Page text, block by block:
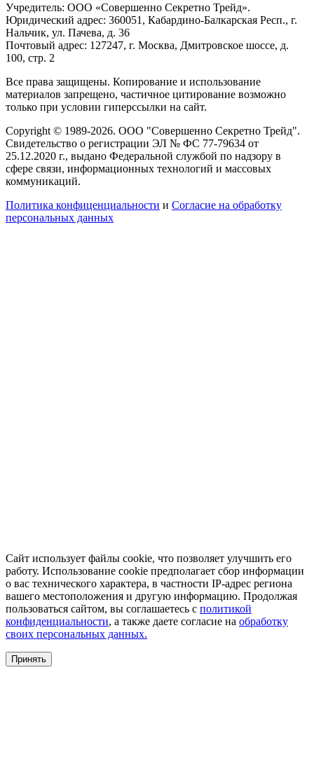
Учредитель: ООО «Совершенно Секретно Трейд».
Юридический адрес: 360051, Кабардино-Балкарская Респ., г.
Нальчик, ул. Пачева, д. 36
Почтовый адрес: 127247, г. Москва, Дмитровское шоссе, д.
100, стр. 2
Все права защищены. Копирование и использование
материалов запрещено, частичное цитирование возможно
только при условии гиперссылки на сайт.
Copyright © 1989-2026. ООО "Совершенно Секретно Трейд".
Свидетельство о регистрации ЭЛ № ФС 77-79634 от
25.12.2020 г., выдано Федеральной службой по надзору в
сфере связи, информационных технологий и массовых
коммуникаций.
Политика конфиценциальности и Согласие на обработку
персональных данных
Сайт использует файлы cookie, что позволяет улучшить его
работу. Использование cookie предполагает сбор информации
о вас технического характера, в частности IP-адрес региона
вашего местоположения и другую информацию. Продолжая
пользоваться сайтом, вы соглашаетесь с политикой
конфиденциальности, а также даете согласие на обработку
своих персональных данных.
Принять